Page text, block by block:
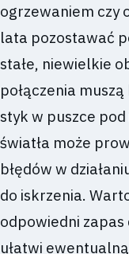
ogrzewaniem czy
lata pozostawać
stałe, niewielkie
połączenia
styk w puszce
światła może
błędów w
do iskrzenia.
odpowiedni zapas
ułatwi